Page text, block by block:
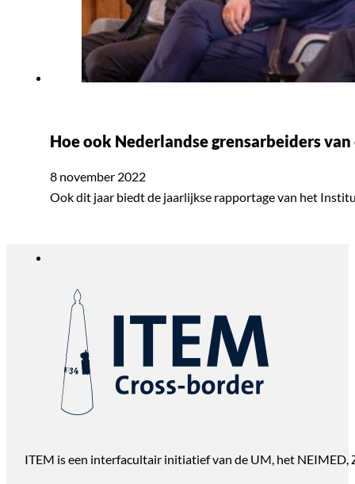
Hoe ook Nederlandse grensarbeiders
8 november 2022
Ook dit jaar biedt de jaarlijkse rapportage van het
ITEM is een interfacultair initiatief van de UM, het NEIMED,